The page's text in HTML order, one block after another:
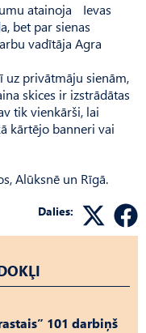
atainoja Ievas
bet par sienas
vadītāja Agra
uz privātmāju sienām,
skices ir izstrādātas
tik vienkārši, lai
kārtējo banneri vai
Alūksnē un Rīgā.
Dalies:
101 darbiņš